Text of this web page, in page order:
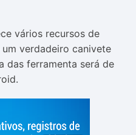
vários recursos de
verdadeiro canivete
das ferramenta será de